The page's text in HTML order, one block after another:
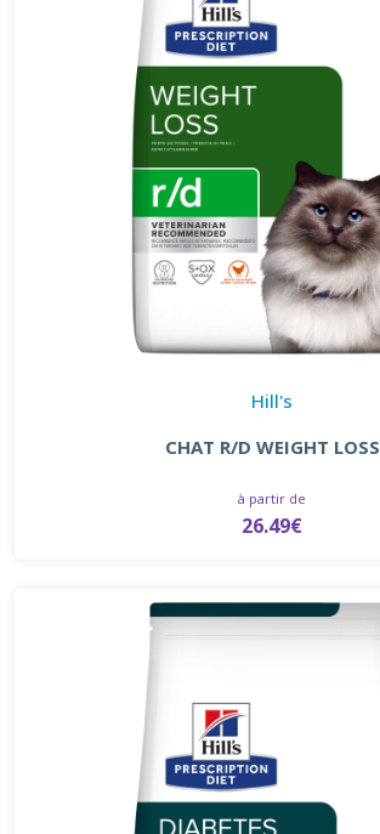
Hill's
CHAT R/D WEIGHT LOSS
à partir de
26.49€